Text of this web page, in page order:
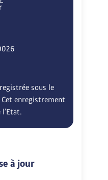
sous le
enregistrement
à jour